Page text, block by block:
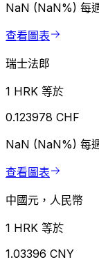
NaN (NaN%) 每
查看圖表
瑞士法郎
1 HRK 等於
0.123978 CHF
NaN (NaN%) 每
查看圖表
中國元，人民幣
1 HRK 等於
1.03396 CNY